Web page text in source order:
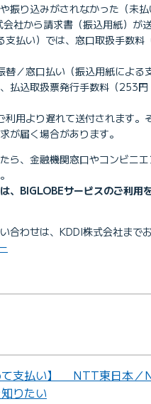
振り込みがされなかった（未払
社から請求書（振込用紙）が
支払い）では、窓口取扱手数
替／窓口払い（振込用紙による
払込取扱票発行手数料（253
利用より遅れて送付されます。
が届く場合があります。
ら、金融機関窓口やコンビニ
、BIGLOBEサービスのご利用
合わせは、KDDI株式会社まで
て支払い】 NTT東日本／
りたい